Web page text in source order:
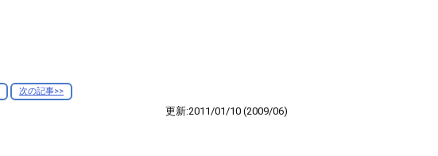
次の記事>>
更新:2011/01/10 (2009/06)